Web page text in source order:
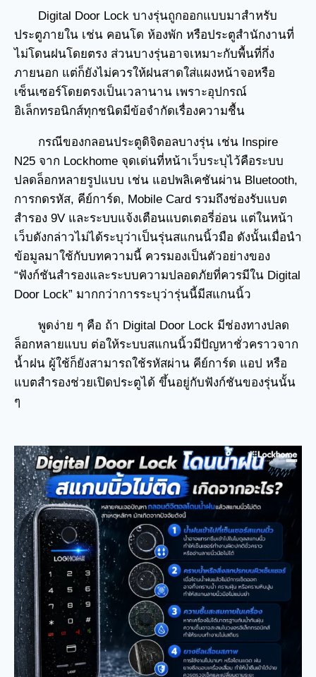
Digital Door Lock บางรุ่นถูกออกแบบมาสำหรับ
ประตูภายใน เช่น คอนโด ห้องพัก หรือประตูสำนักงานที่
ไม่โดนฝนโดยตรง ส่วนบางรุ่นอาจเหมาะกับพื้นที่กึ่ง
ภายนอก แต่ก็ยังไม่ควรให้ฝนสาดใส่แผงหน้าจอหรือ
เซ็นเซอร์โดยตรงเป็นเวลานาน เพราะอุปกรณ์
อิเล็กทรอนิกส์ทุกชนิดมีข้อจำกัดเรื่องความชื้น
กรณีของกลอนประตูดิจิตอลบางรุ่น เช่น Inspire
N25 จาก Lockhome จุดเด่นที่หน้าเว็บระบุไว้คือระบบ
ปลดล็อกหลายรูปแบบ เช่น แอปพลิเคชันผ่าน Bluetooth,
การกดรหัส, คีย์การ์ด, Mobile Card รวมถึงช่องรับแบต
สำรอง 9V และระบบแจ้งเตือนแบตเตอรี่อ่อน แต่ในหน้า
เว็บดังกล่าวไม่ได้ระบุว่าเป็นรุ่นสแกนนิ้วมือ ดังนั้นเมื่อนำ
ข้อมูลมาใช้กับบทความนี้ ควรมองเป็นตัวอย่างของ
“ฟังก์ชันสำรองและระบบความปลอดภัยที่ควรมีใน Digital
Door Lock” มากกว่าการระบุว่ารุ่นนี้มีสแกนนิ้ว
พูดง่าย ๆ คือ ถ้า Digital Door Lock มีช่องทางปลด
ล็อกหลายแบบ ต่อให้ระบบสแกนนิ้วมีปัญหาชั่วคราวจาก
น้ำฝน ผู้ใช้ก็ยังสามารถใช้รหัสผ่าน คีย์การ์ด แอป หรือ
แบตสำรองช่วยเปิดประตูได้ ขึ้นอยู่กับฟังก์ชันของรุ่นนั้น
ๆ